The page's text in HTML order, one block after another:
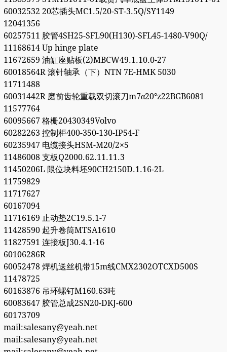
60032532 20芯插头MC1.5/20-ST-3.5Q/SY1149
12041356
60257511 胶管4SH25-SFL90(H130)-SFL45-1480-V90Q/
11168614 Up hinge plate
11672659 油缸座贴板(2)MBCW49.1.10.0-27
60018564R 滚针轴承（下）NTN 7E-HMK 5030
11711488
60031442R 磨前齿轮重载双切滚刀m7α20°z22BGB6081
11577764
60095667 格栅20430349Volvo
60282263 控制柜400-350-130-IP54-F
60235947 电缆接头HSM-M20/2×5
11486008 支板Q2000.62.11.11.3
11450206L 限位块料坯90CH2150D.1.16-2L
11759829
11717627
60167094
11716169 止动垫2C19.5.1-7
11428590 起升卷筒MTSA1610
11827591 连接板J30.4.1-16
60106286R
60052478 焊机送丝机带15m线CMX2302OTCXD500S
11478725
60163876 吊环螺钉M160.63吨
60083647 胶管总成2SN20-DKJ-600
60173709
mail:salesany@yeah.net
mail:salesany@yeah.net